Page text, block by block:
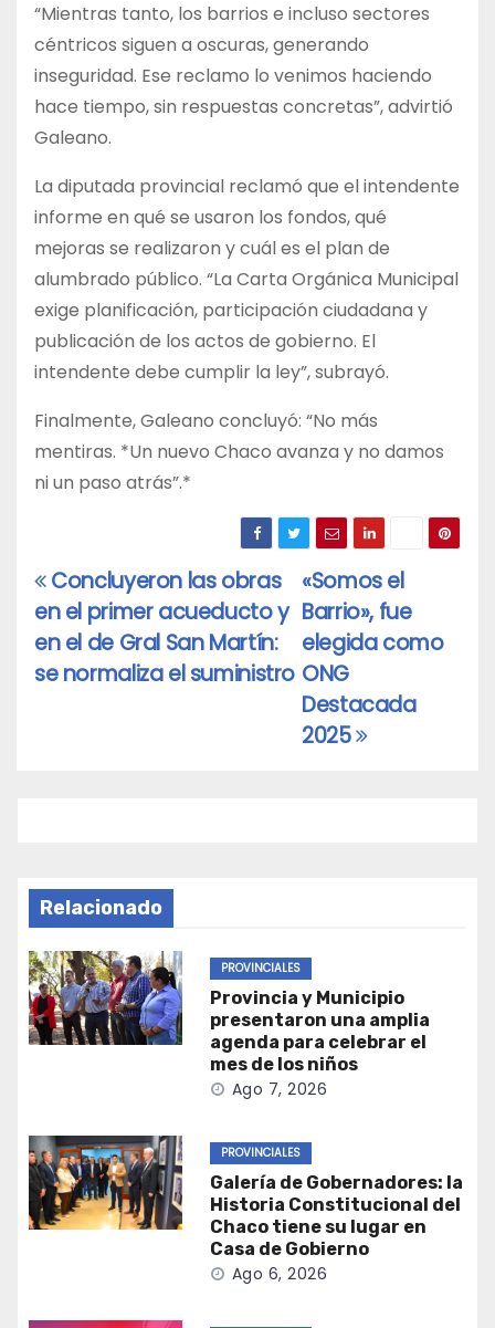
“Mientras tanto, los barrios e incluso sectores
céntricos siguen a oscuras, generando
inseguridad. Ese reclamo lo venimos haciendo
hace tiempo, sin respuestas concretas”, advirtió
Galeano.
La diputada provincial reclamó que el intendente
informe en qué se usaron los fondos, qué
mejoras se realizaron y cuál es el plan de
alumbrado público. “La Carta Orgánica Municipal
exige planificación, participación ciudadana y
publicación de los actos de gobierno. El
intendente debe cumplir la ley”, subrayó.
Finalmente, Galeano concluyó: “No más
mentiras. *Un nuevo Chaco avanza y no damos
ni un paso atrás”.*
Navegación
de
entradas
«Somos el
Barrio», fue
elegida como
ONG
Destacada
2025
Concluyeron las obras
en el primer acueducto y
en el de Gral San Martín:
se normaliza el suministro
Relacionado
PROVINCIALES
Provincia y Municipio
presentaron una amplia
agenda para celebrar el
mes de los niños
Ago 7, 2026
PROVINCIALES
Galería de Gobernadores: la
Historia Constitucional del
Chaco tiene su lugar en
Casa de Gobierno
Ago 6, 2026